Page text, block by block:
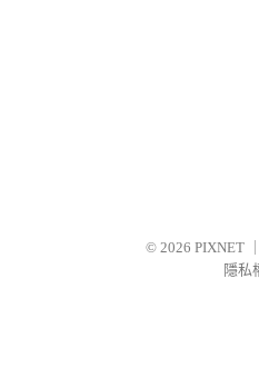
© 2026 PIXNET
隱私